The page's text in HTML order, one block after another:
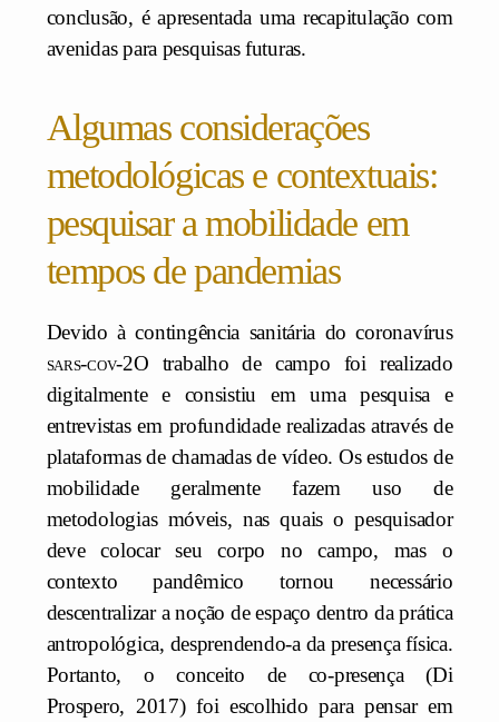
conclusão, é apresentada uma recapitulação com
avenidas para pesquisas futuras.
Algumas considerações
metodológicas e contextuais:
pesquisar a mobilidade em
tempos de pandemias
Devido à contingência sanitária do coronavírus
sars-cov-2O trabalho de campo foi realizado
digitalmente e consistiu em uma pesquisa e
entrevistas em profundidade realizadas através de
plataformas de chamadas de vídeo. Os estudos de
mobilidade geralmente fazem uso de
metodologias móveis, nas quais o pesquisador
deve colocar seu corpo no campo, mas o
contexto pandêmico tornou necessário
descentralizar a noção de espaço dentro da prática
antropológica, desprendendo-a da presença física.
Portanto, o conceito de co-presença (Di
Prospero, 2017) foi escolhido para pensar em